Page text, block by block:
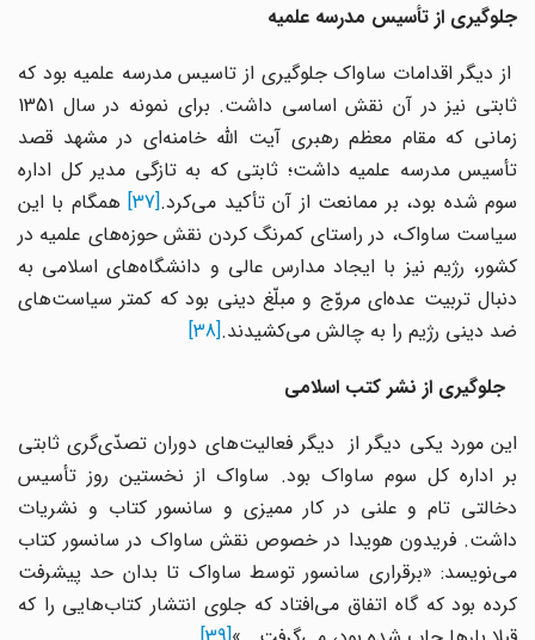
جلوگیری از تأسیس مدرسه علمیه
از دیگر اقدامات ساواک جلوگیری از تاسیس مدرسه علمیه بود که
ثابتی نیز در آن نقش اساسی داشت. برای نمونه در سال 1351
زمانی که مقام معظم رهبری آیت الله خامنه‌ای در مشهد قصد
تأسیس مدرسه علمیه داشت؛ ثابتی که به تازگی مدیر کل اداره
سوم شده بود، بر ممانعت از آن تأکید می‌کرد.[37]
همگام با این
سیاست ساواک، در راستای کمرنگ کردن نقش حوزه‌های علمیه در
کشور، رژیم نیز با ایجاد مدارس عالی و دانشگاه‌های اسلامی به
دنبال تربیت عده‌ای مروّج و مبلّغ دینی بود که کمتر سیاست‌های
ضد دینی رژیم را به چالش می‌کشیدند.[38]
جلوگیری از نشر کتب اسلامی
این مورد یکی دیگر از دیگر فعالیت‌های دوران تصدّی‌گری ثابتی
بر اداره کل سوم ساواک بود. ساواک از نخستین روز تأسیس
دخالتی تام و علنی در کار ممیزی و سانسور کتاب و نشریات
داشت. فریدون هویدا در خصوص نقش ساواک در سانسور کتاب
می‌نویسد: «برقراری سانسور توسط ساواک تا بدان حد پیشرفت
کرده بود که گاه اتفاق می‌افتاد که جلوی انتشار کتاب‌هایی را که